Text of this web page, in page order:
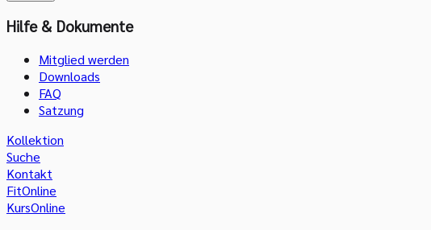
Hilfe & Dokumente
Mitglied werden
Downloads
FAQ
Satzung
Kollektion
Suche
Kontakt
FitOnline
KursOnline